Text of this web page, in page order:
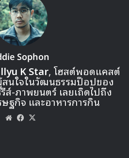
ไทยขนาดไหน? ถึงกลับมาถ่าย
LIKE U 100 ที่กรุงเทพ
Sophon
K Star, โฮสต์พอดแคสต์
นใจในวัฒนธรรมป๊อปของ
ส์-ภาพยนตร์ เลยเถิดไปถึง
ษฐกิจ และอาหารการกิน
WebsiteFacebook